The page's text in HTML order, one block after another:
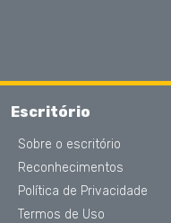
Escritório
Sobre o escritório
Reconhecimentos
Política de Privacidade
Termos de Uso